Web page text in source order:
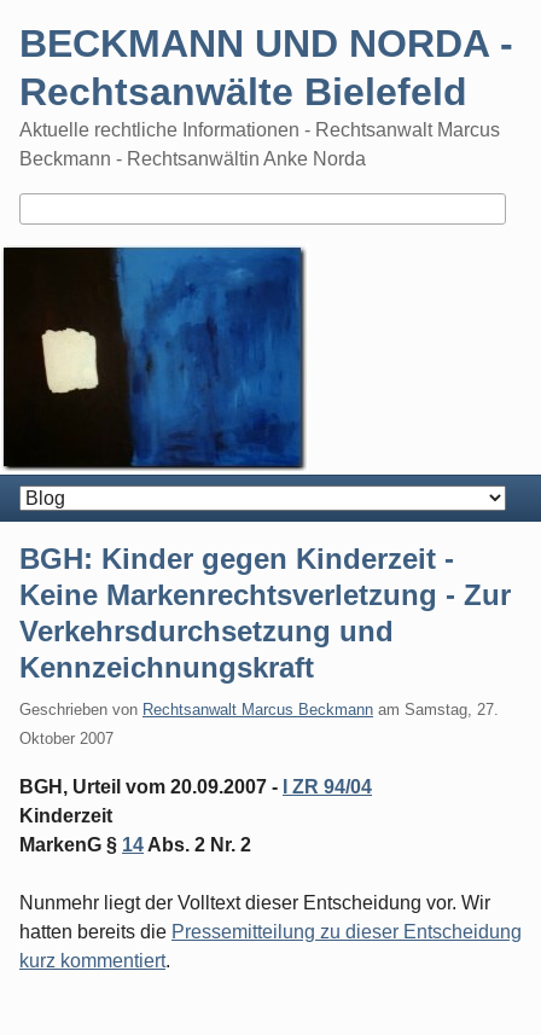
BECKMANN UND NORDA -
Rechtsanwälte Bielefeld
Aktuelle rechtliche Informationen - Rechtsanwalt Marcus
Beckmann - Rechtsanwältin Anke Norda
BGH: Kinder gegen Kinderzeit -
Keine Markenrechtsverletzung - Zur
Verkehrsdurchsetzung und
Kennzeichnungskraft
Geschrieben von Rechtsanwalt Marcus Beckmann am Samstag, 27.
Oktober 2007
BGH, Urteil vom 20.09.2007 -
I ZR 94/04
Kinderzeit
MarkenG § 14 Abs. 2 Nr. 2
Nunmehr liegt der Volltext dieser Entscheidung vor. Wir
hatten bereits die Pressemitteilung zu dieser Entscheidung
kurz kommentiert.